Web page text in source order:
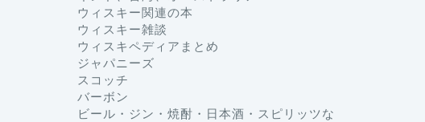
ウィスキー関連の本
ウィスキー雑談
ウィスキペディアまとめ
ジャパニーズ
スコッチ
バーボン
ビール・ジン・焼酎・日本酒・スピリッツな